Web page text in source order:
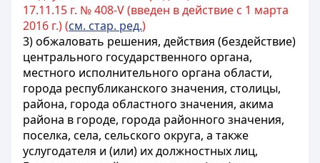
17.11.15 г. № 408-V (введен в действие с 1 марта
2016 г.) (см. стар. ред.)
3) обжаловать решения, действия (бездействие)
центрального государственного органа,
местного исполнительного органа области,
города республиканского значения, столицы,
района, города областного значения, акима
района в городе, города районного значения,
поселка, села, сельского округа, а также
услугодателя и (или) их должностных лиц,